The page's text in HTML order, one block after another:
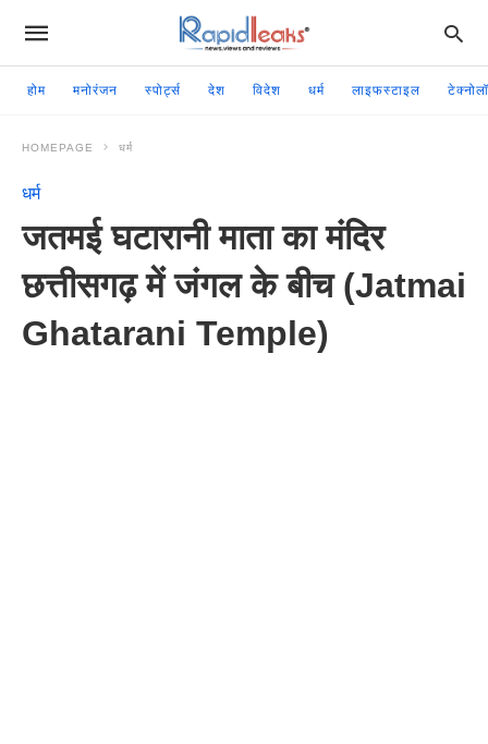
होम मनोरंजन स्पोर्ट्स देश विदेश धर्म लाइफस्टाइल
HOMEPAGE धर्म
धर्म
जतमई घटारानी माता का मंदिर
छत्तीसगढ़ में जंगल के बीच (Jatmai
Ghatarani Temple)